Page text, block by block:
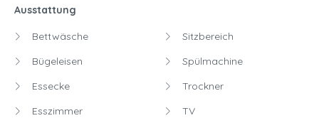
Ausstattung
Bettwäsche
Bügeleisen
Essecke
Esszimmer
Sitzbereich
Spülmachine
Trockner
TV